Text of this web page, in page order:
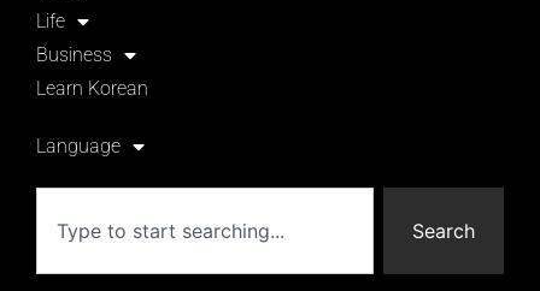
Life
Business
Learn Korean
Language
Search